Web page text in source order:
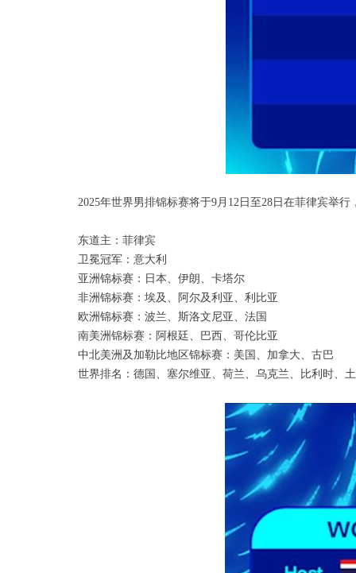
2025年世界男排锦标赛将于9月12日至28日在菲律宾举行
东道主：菲律宾
卫冕冠军：意大利
亚洲锦标赛：日本、伊朗、卡塔尔
非洲锦标赛：埃及、阿尔及利亚、利比亚
欧洲锦标赛：波兰、斯洛文尼亚、法国
南美洲锦标赛：阿根廷、巴西、哥伦比亚
中北美洲及加勒比地区锦标赛：美国、加拿大、古巴
世界排名：德国、塞尔维亚、荷兰、乌克兰、比利时、